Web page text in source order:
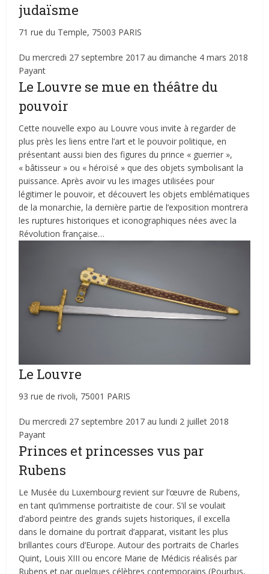
judaïsme
71 rue du Temple, 75003 PARIS
Du mercredi 27 septembre 2017 au dimanche 4 mars 2018
Payant
Le Louvre se mue en théâtre du
pouvoir
Cette nouvelle expo au Louvre vous invite à regarder de
plus près les liens entre l’art et le pouvoir politique, en
présentant aussi bien des figures du prince « guerrier »,
« bâtisseur » ou « héroïsé » que des objets symbolisant la
puissance. Après avoir vu les images utilisées pour
légitimer le pouvoir, et découvert les objets emblématiques
de la monarchie, la dernière partie de l’exposition montrera
les ruptures historiques et iconographiques nées avec la
Révolution française…
Le Louvre
93 rue de rivoli, 75001 PARIS
Du mercredi 27 septembre 2017 au lundi 2 juillet 2018
Payant
Princes et princesses vus par
Rubens
Le Musée du Luxembourg revient sur l’œuvre de Rubens,
en tant qu’immense portraitiste de cour. S’il se voulait
d’abord peintre des grands sujets historiques, il excella
dans le domaine du portrait d’apparat, visitant les plus
brillantes cours d’Europe. Autour des portraits de Charles
Quint, Louis XIII ou encore Marie de Médicis réalisés par
Rubens et par quelques célèbres contemporains (Pourbus,